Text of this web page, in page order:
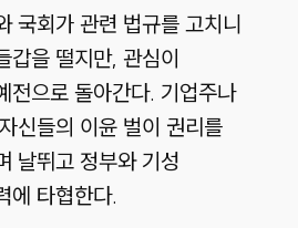
국회가 관련 법규를 고치니
갑을 떨지만, 관심이
전으로 돌아간다. 기업주나
신들의 이윤 벌이 권리를
날뛰고 정부와 기성
에 타협한다.